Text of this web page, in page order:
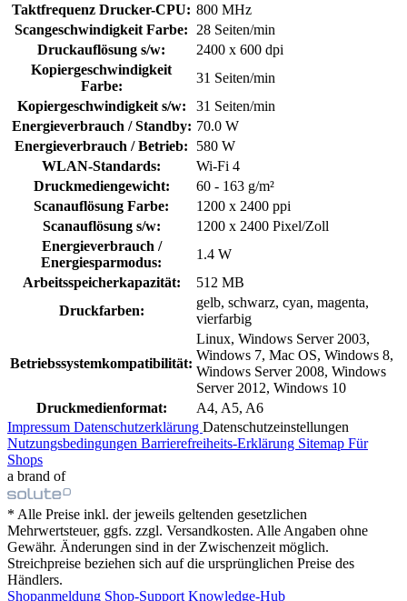
Taktfrequenz Drucker-CPU: 800 MHz
Scangeschwindigkeit Farbe:
28 Seiten/min
Druckauflösung s/w:
2400 x 600 dpi
Kopiergeschwindigkeit
Farbe:
31 Seiten/min
Kopiergeschwindigkeit s/w:
31 Seiten/min
Energieverbrauch / Standby: 70.0 W
Energieverbrauch / Betrieb:
580 W
WLAN-Standards:
Wi-Fi 4
Druckmediengewicht:
60 - 163 g/m²
Scanauflösung Farbe:
1200 x 2400 ppi
Scanauflösung s/w:
1200 x 2400 Pixel/Zoll
Energieverbrauch /
Energiesparmodus:
1.4 W
Arbeitsspeicherkapazität:
512 MB
Druckfarben:
gelb, schwarz, cyan, magenta,
vierfarbig
Betriebssystemkompatibilität:
Linux, Windows Server 2003,
Windows 7, Mac OS, Windows 8,
Windows Server 2008, Windows
Server 2012, Windows 10
Druckmedienformat:
A4, A5, A6
Impressum Datenschutzerklärung Datenschutzeinstellungen
Nutzungsbedingungen Barrierefreiheits-Erklärung Sitemap Für
Shops
a brand of
* Alle Preise inkl. der jeweils geltenden gesetzlichen
Mehrwertsteuer, ggfs. zzgl. Versandkosten. Alle Angaben ohne
Gewähr. Änderungen sind in der Zwischenzeit möglich.
Streichpreise beziehen sich auf die ursprünglichen Preise des
Händlers.
Shopanmeldung Shop-Support Knowledge-Hub